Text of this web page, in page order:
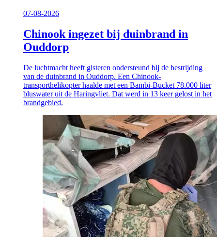
07-08-2026
Chinook ingezet bij duinbrand in
Ouddorp
De luchtmacht heeft gisteren ondersteund bij de bestrijding
van de duinbrand in Ouddorp. Een Chinook-
transporthelikopter haalde met een Bambi-Bucket 78.000 liter
bluswater uit de Haringvliet. Dat werd in 13 keer gelost in het
brandgebied.